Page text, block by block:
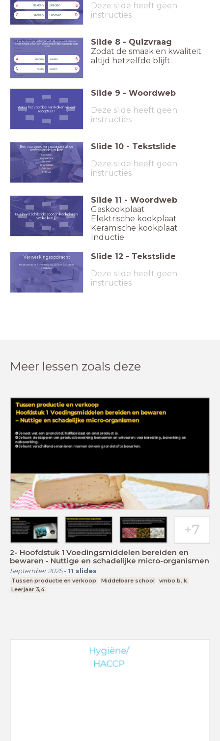
A Bakken B
Braden
C Koken D
Stomen
Deze slide heeft geen
instructies
Het bruin en geheel of gedeeltelijk gaar maken van
vlees in heet vet in een gesloten pan of braadslede in de
oven
A Stomen B
Braden
C Koken D
Bakken
Slide 8 - Quizvraag
Zodat de smaak en kwaliteit
altijd hetzelfde blijft.
Wat is het voordeel van koken via een
receptuur?
Slide 9 - Woordweb
Deze slide heeft geen
instructies
Een voorbeeld van apparaten uit de
professionele keuken
Kookplaat
Snijmachine
Steamer
Braadslede
Grillplaat
Friteuse
Slide 10 - Tekstslide
Deze slide heeft geen
instructies
Er zijn verschillende soorten kookplaaten.
Welke ken jij?
Slide 11 - Woordweb
Gaskookplaat
Elektrische kookplaat
Keramische kookplaat
Inductie
Verwerkingsopdracht
Maak opdracht 6 t/m 10 op blz. 222 t/m 225 van je
werkboek.
Slide 12 - Tekstslide
Deze slide heeft geen
instructies
Meer lessen zoals deze
2- Hoofdstuk 1 Voedingsmiddelen bereiden en
bewaren - Nuttige en schadelijke micro-organismen
September 2025- 11 slides
Tussen productie en verkoop Middelbare school
vmbo b, k
Leerjaar 3,4